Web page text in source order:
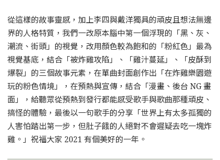
從這樣的故事靈感，加上李四與戴洋獨具的頑皮且想法無邊
界的人格特質，我們一改原本腦中第一個浮現的「黑、灰、
潮流、街頭」的視覺，改用顏色較為飽和的「粉紅色」最為
視覺基底，結合「被炸雞攻陷」、「雞汁蔓延」、「皮酥到
爆裂」的三個故事元素，在單曲封面創作出「在炸雞樂園遊
玩的粉色情境」，在預熱與宣傳，結合「漫畫、後台 NG 畫
面」，給聽眾從預熱到發行都能感受歌手與歌曲那種頑皮、
搞怪的體驗，最後以一句歌手的分享「世界上有太多孤獨的
人害怕踏出第一步，但肚子餓的人絕對不會遲疑去吃一塊炸
雞。」祝福大家 2021 有個美好的一年。